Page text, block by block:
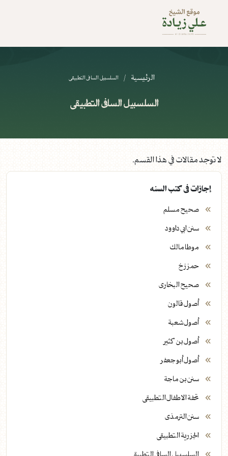
الرئيسية / السلسبيل السافى التطبيقى
السلسبيل السافى التطبيقى
لا توجد مقالات في هذا القسم.
إجازات فى كتب السنه
صحيح مسلم
سنن ابي داوود
موطا مالك
حمززخ
صحيح البخارى
أصول قالون
أصول شعبة
أصول بن كثير
أصول أبو جعفر
سنن بن ماجة
تحفة الاطفال التطبيقى
سنن الترمذى
الجزرية التطبيقى